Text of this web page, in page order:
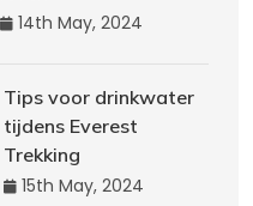
14th May, 2024
Tips voor drinkwater
tijdens Everest
Trekking
15th May, 2024